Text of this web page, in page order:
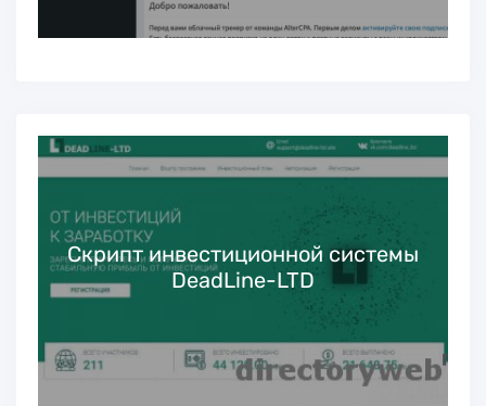
Скрипт инвестиционной системы
DeadLine-LTD